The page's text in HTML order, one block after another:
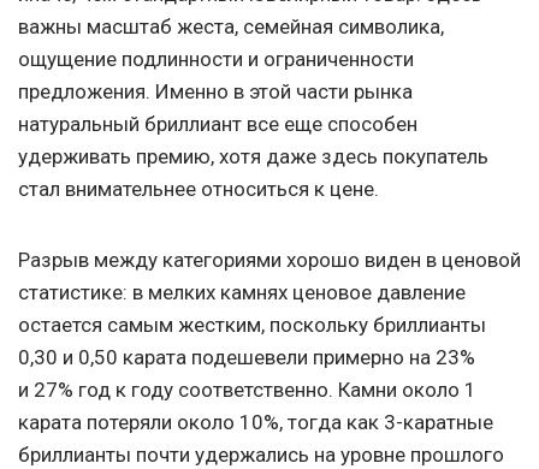
важны масштаб жеста, семейная символика,
ощущение подлинности и ограниченности
предложения. Именно в этой части рынка
натуральный бриллиант все еще способен
удерживать премию, хотя даже здесь покупатель
стал внимательнее относиться к цене.
Разрыв между категориями хорошо виден в ценовой
статистике: в мелких камнях ценовое давление
остается самым жестким, поскольку бриллианты
0,30 и 0,50 карата подешевели примерно на 23%
и 27% год к году соответственно. Камни около 1
карата потеряли около 10%, тогда как 3-каратные
бриллианты почти удержались на уровне прошлого